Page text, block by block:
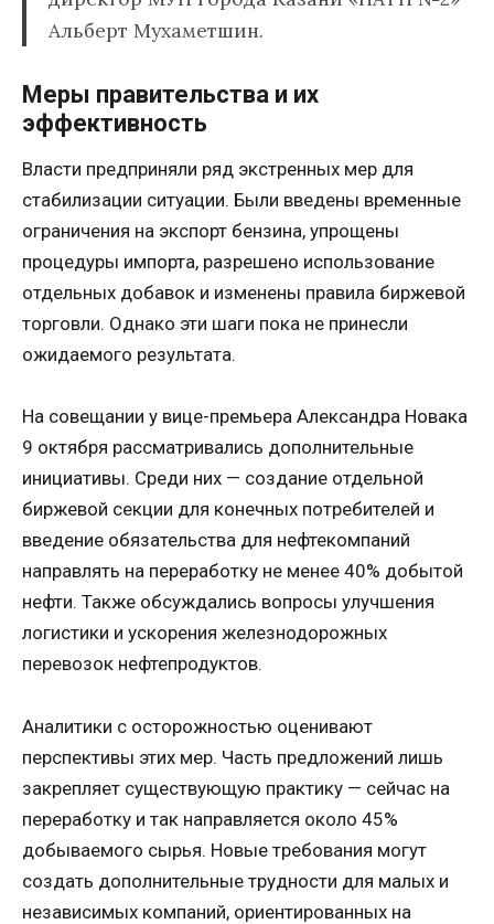
Альберт Мухаметшин.
Меры правительства и их
эффективность
Власти предприняли ряд экстренных мер для
стабилизации ситуации. Были введены временные
ограничения на экспорт бензина, упрощены
процедуры импорта, разрешено использование
отдельных добавок и изменены правила биржевой
торговли. Однако эти шаги пока не принесли
ожидаемого результата.
На совещании у вице-премьера Александра Новака
9 октября рассматривались дополнительные
инициативы. Среди них — создание отдельной
биржевой секции для конечных потребителей и
введение обязательства для нефтекомпаний
направлять на переработку не менее 40% добытой
нефти. Также обсуждались вопросы улучшения
логистики и ускорения железнодорожных
перевозок нефтепродуктов.
Аналитики с осторожностью оценивают
перспективы этих мер. Часть предложений лишь
закрепляет существующую практику — сейчас на
переработку и так направляется около 45%
добываемого сырья. Новые требования могут
создать дополнительные трудности для малых и
независимых компаний, ориентированных на